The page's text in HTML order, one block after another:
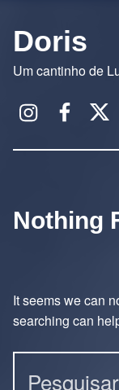
Doris
Um cantinho de
Nothing
It seems we can
searching can
Pesquisar por: